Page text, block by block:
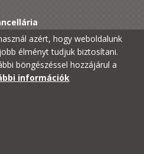
Szántó Kovács J. u. 1/b.
501-500/22384
azért, hogy weboldalunk
élményt tudjuk biztosítani.
böngészéssel hozzájárul a
információk